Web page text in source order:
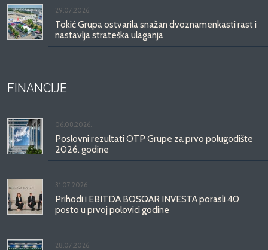
29.07.2026.
Tokić Grupa ostvarila snažan dvoznamenkasti rast i
nastavlja strateška ulaganja
FINANCIJE
06.08.2026.
Poslovni rezultati OTP Grupe za prvo polugodište
2026. godine
31.07.2026.
Prihodi i EBITDA BOSQAR INVESTA porasli 40
posto u prvoj polovici godine
28.07.2026.